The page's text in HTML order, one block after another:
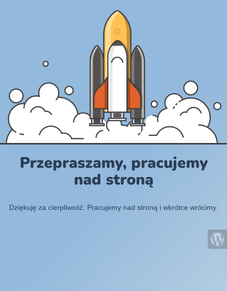
Przepraszamy, pracujemy
nad stroną
Dziękuję za cierpliwość. Pracujemy nad stroną i wkrótce wrócimy.